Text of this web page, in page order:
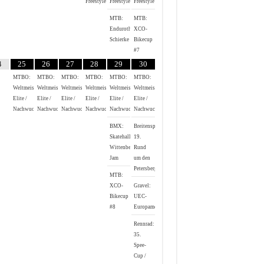
Freestyle Freestyle
MTB:
Endurothon
Schierke
Freestyle
MTB:
XCO-
Bikecup
#7
25
MTBO:
Weltmeisterschaften
Elite /
Nachwuchs
26
MTBO:
Weltmeisterschaften
Elite /
Nachwuchs
27
MTBO:
Weltmeisterschaften
Elite /
Nachwuchs
28
MTBO:
Weltmeisterschaften
Elite /
Nachwuchs
29
MTBO:
Weltmeisterschaften
Elite /
Nachwuchs
BMX:
Skatehalle
Wittenberg
Jam
MTB:
XCO-
Bikecup
#8
30
MTBO:
Weltmeisterschaften
Elite /
Nachwuchs
Breitensport:
19.
Rund
um den
Petersberg
Gravel:
UEC-
Europameisterschaft
Rennrad:
35.
Spee-
Cup /